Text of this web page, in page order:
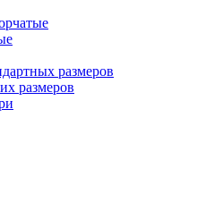
размеров
размеров